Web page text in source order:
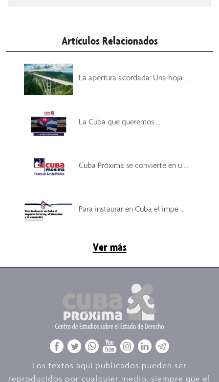
Artículos Relacionados
La apertura acordada: Una hoja ...
La Cuba que queremos ...
Cuba Próxima se convierte en u ...
Para instaurar en Cuba el impe ...
Ver más
Los textos aquí publicados pueden ser
reproducidos por cualquier medio, siempre que el